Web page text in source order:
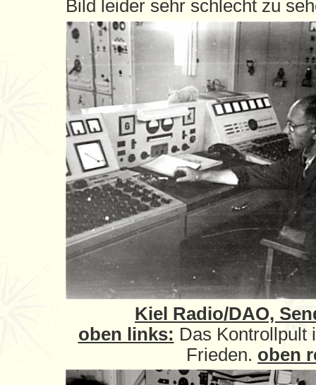
Bild leider sehr schlecht zu
Kiel Radio/DAO,
oben links: Das Kontrollpult
Frieden. oben